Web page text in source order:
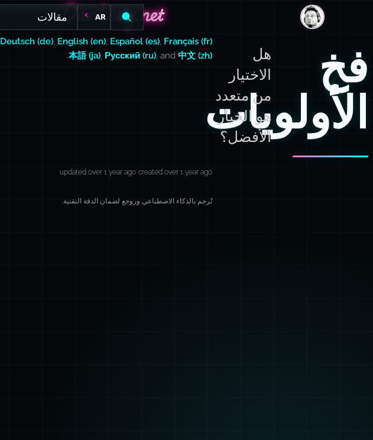
DanLevy.net
DanLevy.net
DanLevy.net
AR مقالات
فخ
الأولويات
هل
الاختيار
من متعدد
هو الخيار
الأفضل؟
Deutsch (de) English (en) Español (es) Français (fr)
本語 (ja) Русский (ru) , and 中文 (zh)
.
created over 1 year ago
updated over 1 year ago
تُرجم بالذكاء الاصطناعي وروجع لضمان الدقة التقنية.